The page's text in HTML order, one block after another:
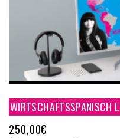
WIRTSCHAFTSSPANISCH
250,00€